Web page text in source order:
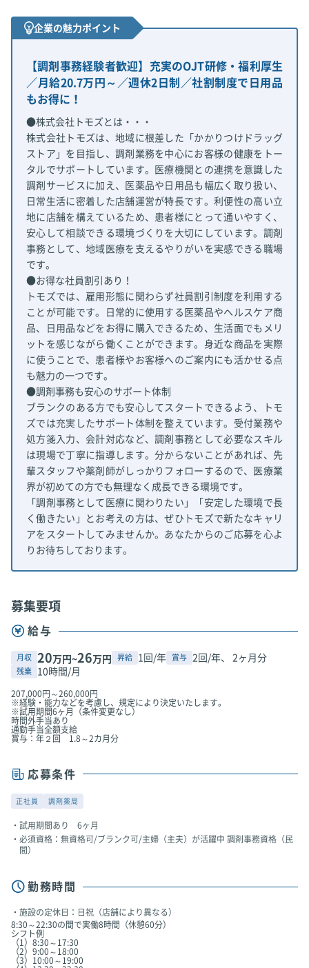
企業の魅力ポイント
【調剤事務経験者歓迎】充実のOJT研修・福利厚生
／月給20.7万円～／週休2日制／社割制度で日用品
もお得に！
●株式会社トモズとは・・・
株式会社トモズは、地域に根差した「かかりつけドラッグ
ストア」を目指し、調剤業務を中心にお客様の健康をトー
タルでサポートしています。医療機関との連携を意識した
調剤サービスに加え、医薬品や日用品も幅広く取り扱い、
日常生活に密着した店舗運営が特長です。利便性の高い立
地に店舗を構えているため、患者様にとって通いやすく、
安心して相談できる環境づくりを大切にしています。調剤
事務として、地域医療を支えるやりがいを実感できる職場
です。
●お得な社員割引あり！
トモズでは、雇用形態に関わらず社員割引制度を利用する
ことが可能です。日常的に使用する医薬品やヘルスケア商
品、日用品などをお得に購入できるため、生活面でもメリ
ットを感じながら働くことができます。身近な商品を実際
に使うことで、患者様やお客様へのご案内にも活かせる点
も魅力の一つです。
●調剤事務も安心のサポート体制
ブランクのある方でも安心してスタートできるよう、トモ
ズでは充実したサポート体制を整えています。受付業務や
処方箋入力、会計対応など、調剤事務として必要なスキル
は現場で丁寧に指導します。分からないことがあれば、先
輩スタッフや薬剤師がしっかりフォローするので、医療業
界が初めての方でも無理なく成長できる環境です。
「調剤事務として医療に関わりたい」「安定した環境で長
く働きたい」とお考えの方は、ぜひトモズで新たなキャリ
アをスタートしてみませんか。あなたからのご応募を心よ
りお待ちしております。
募集要項
給与
月収 20万円~26万円 昇給 1回/年 賞与 2回/年、 2ヶ月分
残業 10時間/月
207,000円～260,000円
※経験・能力などを考慮し、規定により決定いたします。
※試用期間6ヶ月（条件変更なし）
時間外手当あり
通勤手当全額支給
賞与：年２回 1.8～2カ月分
応募条件
正社員 調剤薬局
試用期間あり 6ヶ月
必須資格：無資格可/ブランク可/主婦（主夫）が活躍中 調剤事務資格（民
間）
勤務時間
施設の定休日：日祝（店舗により異なる）
8:30～22:30の間で実働8時間（休憩60分）
シフト例
（1）8:30～17:30
（2）9:00～18:00
（3）10:00～19:00